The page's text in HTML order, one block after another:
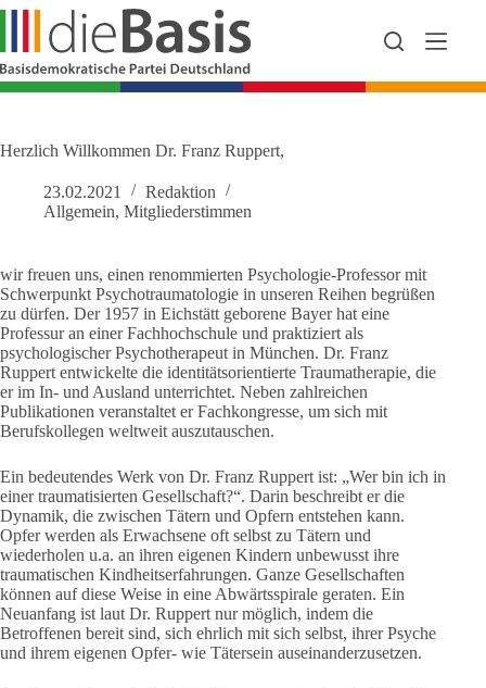
Zum
springen
Herzlich Willkommen Dr. Franz Ruppert,
23.02.2021
Redaktion
Allgemein, Mitgliederstimmen
wir freuen uns, einen renommierten Psychologie-Professor mit
Schwerpunkt Psychotraumatologie in unseren Reihen begrüßen
zu dürfen. Der 1957 in Eichstätt geborene Bayer hat eine
Professur an einer Fachhochschule und praktiziert als
psychologischer Psychotherapeut in München. Dr. Franz
Ruppert entwickelte die identitätsorientierte Traumatherapie, die
er im In- und Ausland unterrichtet. Neben zahlreichen
Publikationen veranstaltet er Fachkongresse, um sich mit
Berufskollegen weltweit auszutauschen.
Ein bedeutendes Werk von Dr. Franz Ruppert ist: „Wer bin ich in
einer traumatisierten Gesellschaft?“. Darin beschreibt er die
Dynamik, die zwischen Tätern und Opfern entstehen kann.
Opfer werden als Erwachsene oft selbst zu Tätern und
wiederholen u.a. an ihren eigenen Kindern unbewusst ihre
traumatischen Kindheitserfahrungen. Ganze Gesellschaften
können auf diese Weise in eine Abwärtsspirale geraten. Ein
Neuanfang ist laut Dr. Ruppert nur möglich, indem die
Betroffenen bereit sind, sich ehrlich mit sich selbst, ihrer Psyche
und ihrem eigenen Opfer- wie Tätersein auseinanderzusetzen.